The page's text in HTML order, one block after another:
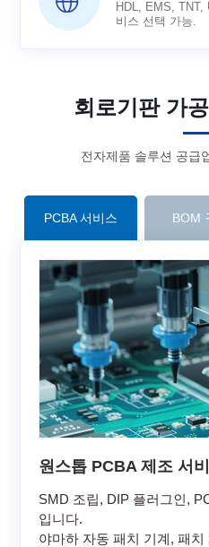
HDL, EMS, TNT,
비스 선택 가능.
회로기판 가
전자제품 솔루션 공급
PCBA 서비스 BOM
원스톱 PCBA 제조 서
SMD 조립, DIP 플러그인,
입니다.
야마하 자동 패치 기계, 패치